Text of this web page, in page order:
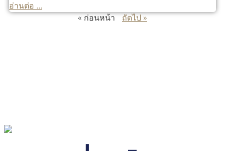
อ่านต่อ ...
« ก่อนหน้า
ถัดไป »